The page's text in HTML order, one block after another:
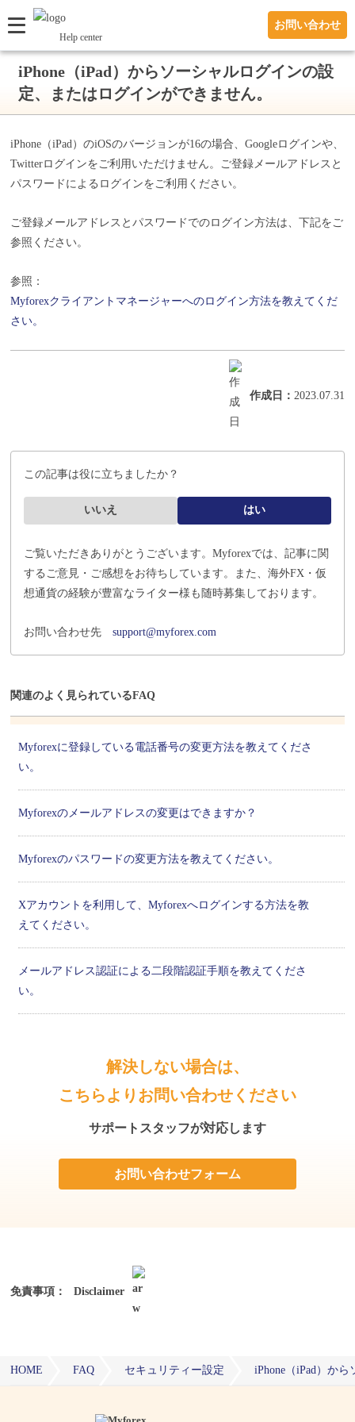
Help center
お問い合わせ
iPhone（iPad）からソーシャルログインの設
定、またはログインができません。
iPhone（iPad）のiOSのバージョンが16の場合、Googleログインや、
Twitterログインをご利用いただけません。ご登録メールアドレスと
パスワードによるログインをご利用ください。
ご登録メールアドレスとパスワードでのログイン方法は、下記をご
参照ください。
参照：
Myforexクライアントマネージャーへのログイン方法を教えてくだ
さい。
作成日 ： 2023.07.31
この記事は役に立ちましたか？
いいえ はい
ご覧いただきありがとうございます。Myforexでは、記事に関
するご意見・ご感想をお待ちしています。
また、海外FX・仮
想通貨の経験が豊富なライター様も随時募集しております。
お問い合わせ先support@myforex.com
関連のよく見られているFAQ
Myforexに登録している電話番号の変更方法を教えてくださ
い。
Myforexのメールアドレスの変更はできますか？
Myforexのパスワードの変更方法を教えてください。
Xアカウントを利用して、Myforexへログインする方法を教
えてください。
メールアドレス認証による二段階認証手順を教えてくださ
い。
解決しない場合は、
こちらよりお問い合わせください
サポートスタッフが対応します
お問い合わせフォーム
免責事項： Disclaimer
HOME FAQ セキュリティー設定 iPhone（iPad）か